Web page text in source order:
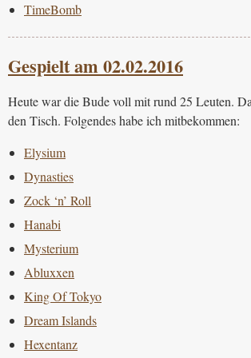
TimeBomb
Gespielt am 02.02.2016
Heute war die Bude voll mit rund 25 Leuten.
den Tisch. Folgendes habe ich mitbekommen:
Elysium
Dynasties
Zock ‘n’ Roll
Hanabi
Mysterium
Abluxxen
King Of Tokyo
Dream Islands
Hexentanz